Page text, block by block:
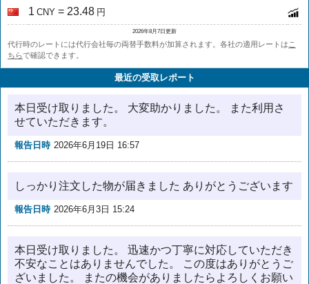
1 CNY = 23.48 円
2026年8月7日更新
代行時のレートには代行会社毎の両替手数料が加算されます。各社の適用レートは こ
ちらで確認できます。
最近の受取レポート
本日受け取りました。 大変助かりました。 また利用さ
せていただきます。
報告日時 2026年6月19日 16:57
しっかり注文した物が届きました ありがとうございます
報告日時 2026年6月3日 15:24
本日受け取りました。 迅速かつ丁寧に対応していただき
不安なことはありませんでした。 この度はありがとうご
ざいました。 またの機会がありましたらよろしくお願い